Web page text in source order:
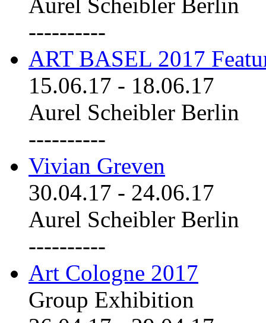
----------
ART BASEL 2017
15.06.17 - 18.06.17
Aurel Scheibler Berlin
----------
Vivian Greven
30.04.17 - 24.06.17
Aurel Scheibler Berlin
----------
Art Cologne 2017
Group Exhibition